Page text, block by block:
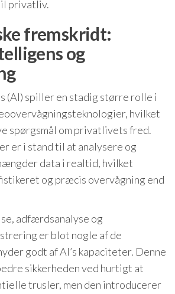
privatliv.
fremskridt:
og
(AI) spiller en stadig større rolle i
hvilket
spørgsmål om privatlivets fred.
er i stand til at analysere og
data i realtid, hvilket
og præcis overvågning end
adfærdsanalyse og
er blot nogle af de
godt af AI’s kapaciteter. Denne
sikkerheden ved hurtigt at
trusler, men den introducerer